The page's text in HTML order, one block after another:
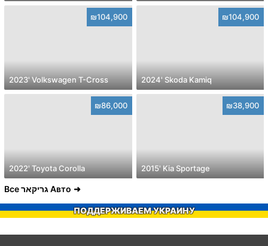
₪104,900
2023' Volkswagen T-Cross
₪104,900
2024' Skoda Kamiq
₪86,000
2022' Toyota Corolla
₪38,900
2015' Kia Sportage
Все גריקאר Авто
ПОДДЕРЖИВАЕМ УКРАИНУ